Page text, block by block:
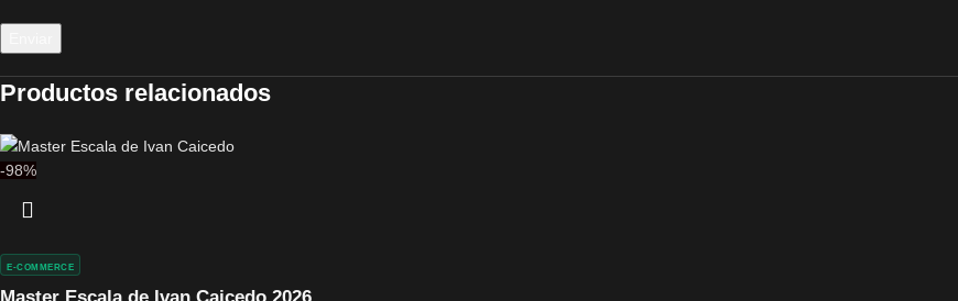
Productos relacionados
-98%
Master Escala de Ivan Caicedo 2026
E-COMMERCE